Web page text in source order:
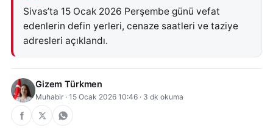
Sivas’ta 15 Ocak 2026 Perşembe günü vefat
edenlerin defin yerleri, cenaze saatleri ve taziye
adresleri açıklandı.
Gizem Türkmen
Muhabir · 15 Ocak 2026 10:46 · 3 dk okuma